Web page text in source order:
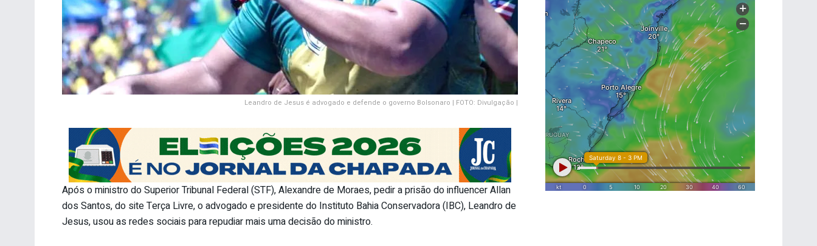
Leandro de Jesus é advogado e defende o governo Bolsonaro | FOTO: Divulgação |
Após o ministro do Superior Tribunal Federal (STF), Alexandre de Moraes, pedir a prisão do influencer Allan
dos Santos, do site Terça Livre, o advogado e presidente do Instituto Bahia Conservadora (IBC), Leandro de
Jesus, usou as redes sociais para repudiar mais uma decisão do ministro.